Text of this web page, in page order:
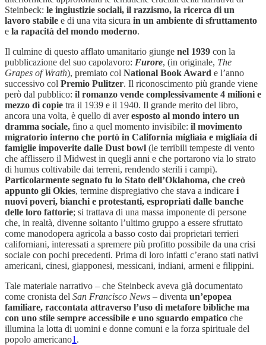
Steinbeck: le ingiustizie sociali, il razzismo, la ricerca di un
lavoro stabile e di una vita sicura in un ambiente di sfruttamento
e la rapacità del mondo moderno.
Il culmine di questo afflato umanitario giunge nel 1939 con la
pubblicazione del suo capolavoro: Furore, (in originale, The
Grapes of Wrath), premiato col National Book Award e l’anno
successivo col Premio Pulitzer. Il riconoscimento più grande viene
però dal pubblico: il romanzo vende complessivamente 4 milioni e
mezzo di copie tra il 1939 e il 1940. Il grande merito del libro,
ancora una volta, è quello di averesposto al mondo intero un
dramma sociale, fino a quel momento invisibile: il movimento
migratorio interno che portò in California migliaia e migliaia di
famiglie impoverite dalle Dust bowl (le terribili tempeste di vento
che afflissero il Midwest in quegli anni e che portarono via lo strato
di humus coltivabile dai terreni, rendendo sterili i campi).
Particolarmente segnato fu lo Stato dell’Oklahoma, che creò
appunto gli Okies, termine dispregiativo che stava a indicare i
nuovi poveri, bianchi e protestanti, espropriati dalle banche
delle loro fattorie; si trattava di una massa imponente di persone
che, in realtà, divenne soltanto l’ultimo gruppo a essere sfruttato
come manodopera agricola a basso costo dai proprietari terrieri
californiani, interessati a spremere più profitto possibile da una crisi
sociale con pochi precedenti. Prima di loro infatti c’erano stati nativi
americani, cinesi, giapponesi, messicani, indiani, armeni e filippini.
Tale materiale narrativo – che Steinbeck aveva già documentato
come cronista del San Francisco News – diventa un’epopea
familiare, raccontata attraverso l’uso di metafore bibliche ma
con uno stile sempre accessibile e uno sguardo empatico che
illumina la lotta di uomini e donne comuni e la forza spirituale del
popolo americano1 .